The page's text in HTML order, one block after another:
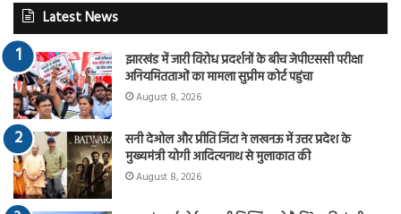
Latest News
झारखंड में जारी विरोध प्रदर्शनों के बीच जेपीएससी परीक्षा
अनियमितताओं का मामला सुप्रीम कोर्ट पहुंचा
August 8, 2026
सनी देओल और प्रीति जिंटा ने लखनऊ में उत्तर प्रदेश के
मुख्यमंत्री योगी आदित्यनाथ से मुलाकात की
August 8, 2026